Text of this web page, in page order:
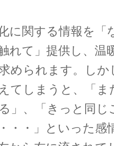
に関する情報を「
れて」提供し、温
められます。しか
てしまうと、「ま
」、「きっと同
・・」といった感